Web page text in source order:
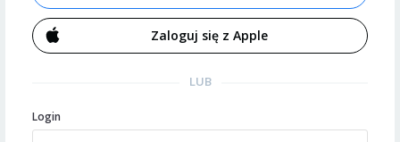
Zaloguj się z Apple
LUB
Login